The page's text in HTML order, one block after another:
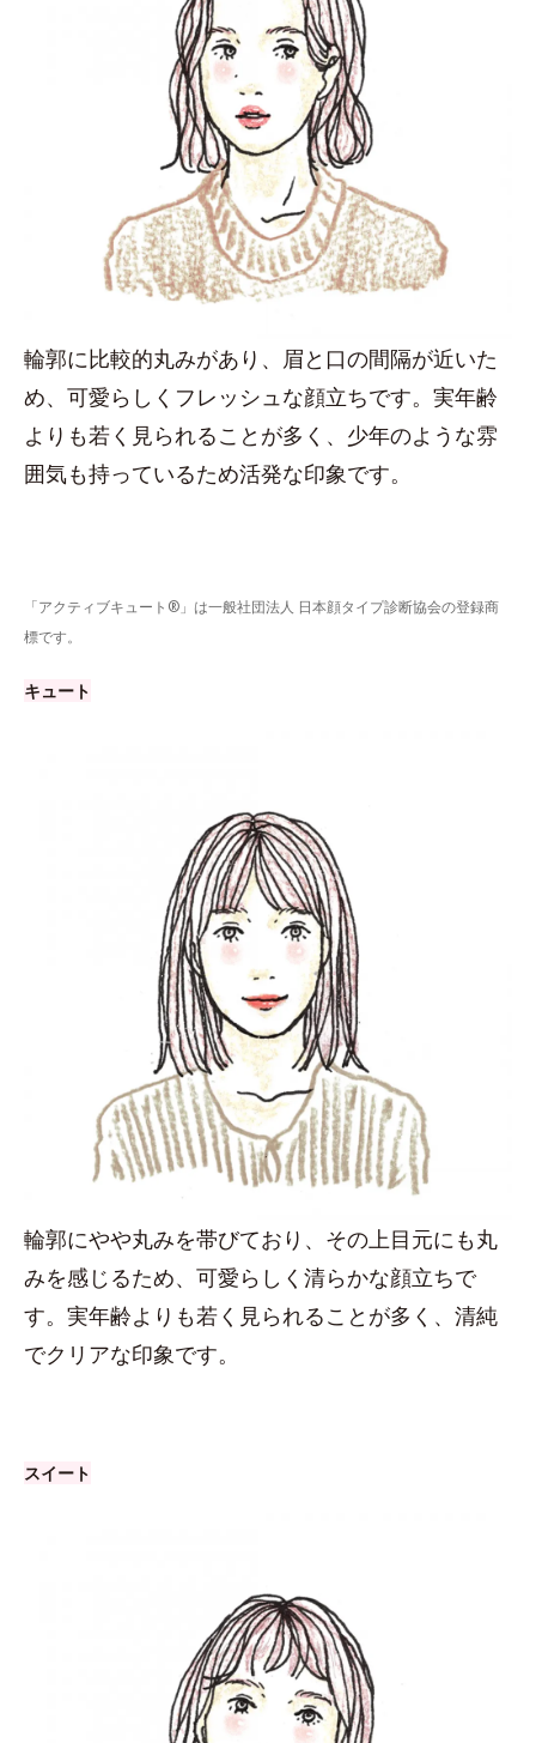
輪郭に比較的丸みがあり、眉と口の間隔が近いた
め、可愛らしくフレッシュな顔立ちです。実年齢
よりも若く見られることが多く、少年のような雰
囲気も持っているため活発な印象です。
「アクティブキュート®」は一般社団法人 日本顔タイプ診断協会の登録商
標です。
キュート
輪郭にやや丸みを帯びており、その上目元にも丸
みを感じるため、可愛らしく清らかな顔立ちで
す。実年齢よりも若く見られることが多く、清純
でクリアな印象です。
スイート